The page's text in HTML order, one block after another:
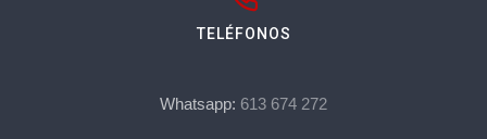
TELÉFONOS
Whatsapp: 613 674 272